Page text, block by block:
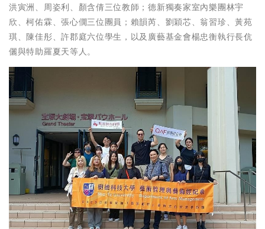
洪寅洲、周姿利、顏含倩三位教師；德新獨奏家室內樂團林宇
欣、柯佑霖、張心僩三位團員；賴韻芮、劉穎芯、翁習珍、黃苑
琪、陳佳彤、許郡庭六位學生，以及廣藝基金會楊忠衡執行長伉
儷與特助羅夏天等人。